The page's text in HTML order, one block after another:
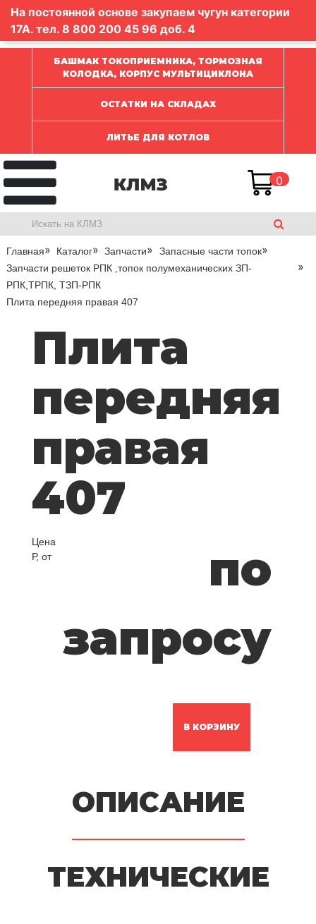
На постоянной основе закупаем чугун категории
17А. тел. 8 800 200 45 96 доб. 4
БАШМАК ТОКОПРИЕМНИКА, ТОРМОЗНАЯ
КОЛОДКА, КОРПУС МУЛЬТИЦИКЛОНА
ОСТАТКИ НА СКЛАДАХ
ЛИТЬЕ ДЛЯ КОТЛОВ
0
Главная Каталог Запчасти
Запасные части топок
Запчасти решеток РПК ,топок полумеханических ЗП-
РПК,ТРПК, ТЗП-РПК
Плита передняя правая 407
Плита
передняя
правая
407
Цена
Р, от
по
запросу
В КОРЗИНУ
ОПИСАНИЕ
ТЕХНИЧЕСКИЕ